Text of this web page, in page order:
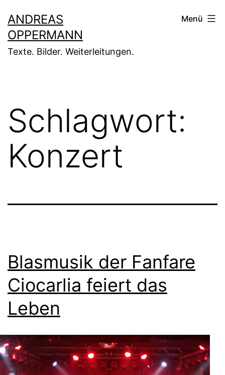
Inhalt
springen
ANDREAS
OPPERMANN
Texte. Bilder. Weiterleitungen.
Menü
Schlagwort:
Konzert
Blasmusik der Fanfare
Ciocarlia feiert das
Leben